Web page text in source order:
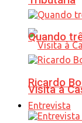
Visita à
Quando
Ricardo
Entrevista